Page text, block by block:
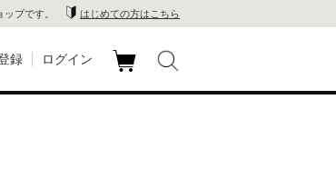
プです。 はじめての方はこちら
録 ログイン